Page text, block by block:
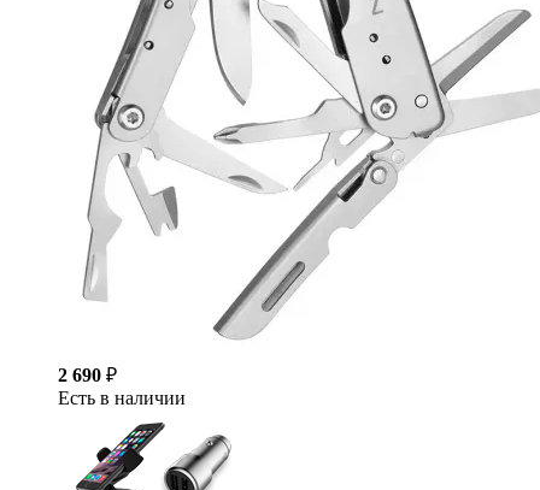
2 690 ₽
Есть в наличии